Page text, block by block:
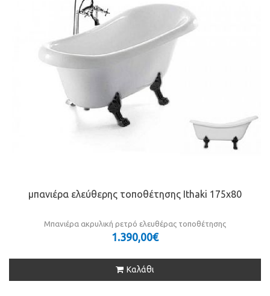
μπανιέρα ελεύθερης τοποθέτησης Ithaki 175x80
Μπανιέρα ακρυλική ρετρό ελευθέρας τοποθέτησης
1.390,00€
Καλάθι